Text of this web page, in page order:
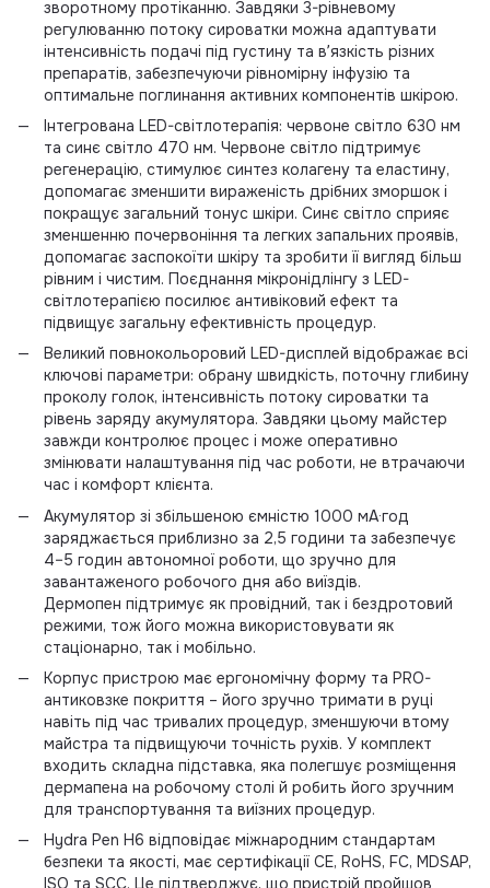
зворотному протіканню. Завдяки 3-рівневому
регулюванню потоку сироватки можна адаптувати
інтенсивність подачі під густину та вʼязкість різних
препаратів, забезпечуючи рівномірну інфузію та
оптимальне поглинання активних компонентів шкірою.
Інтегрована LED-світлотерапія: червоне світло 630 нм
та синє світло 470 нм. Червоне світло підтримує
регенерацію, стимулює синтез колагену та еластину,
допомагає зменшити вираженість дрібних зморшок і
покращує загальний тонус шкіри. Синє світло сприяє
зменшенню почервоніння та легких запальних проявів,
допомагає заспокоїти шкіру та зробити її вигляд більш
рівним і чистим. Поєднання мікронідлінгу з LED-
світлотерапією посилює антивіковий ефект та
підвищує загальну ефективність процедур.
Великий повнокольоровий LED-дисплей відображає всі
ключові параметри: обрану швидкість, поточну глибину
проколу голок, інтенсивність потоку сироватки та
рівень заряду акумулятора. Завдяки цьому майстер
завжди контролює процес і може оперативно
змінювати налаштування під час роботи, не втрачаючи
час і комфорт клієнта.
Акумулятор зі збільшеною ємністю 1000 мА·год
заряджається приблизно за 2,5 години та забезпечує
4–5 годин автономної роботи, що зручно для
завантаженого робочого дня або виїздів.
Дермопен підтримує як провідний, так і бездротовий
режими, тож його можна використовувати як
стаціонарно, так і мобільно.
Корпус пристрою має ергономічну форму та PRO-
антиковзке покриття – його зручно тримати в руці
навіть під час тривалих процедур, зменшуючи втому
майстра та підвищуючи точність рухів. У комплект
входить складна підставка, яка полегшує розміщення
дермапена на робочому столі й робить його зручним
для транспортування та виїзних процедур.
Hydra Pen H6 відповідає міжнародним стандартам
безпеки та якості, має сертифікації CE, RoHS, FC, MDSAP,